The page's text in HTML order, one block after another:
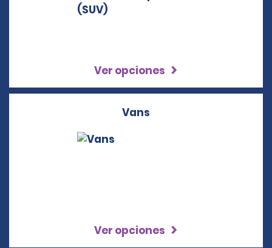
Ver opciones
Vans
Ver opciones